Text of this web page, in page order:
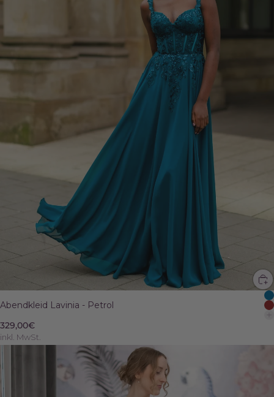
Abendkleid Lavinia - Petrol
329,00€
inkl. MwSt.